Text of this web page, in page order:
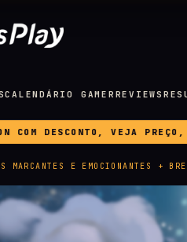
CALENDÁRIO GAMER REVIEWS
E DATAS ◆ DEPOIS
MARCANTES E EMOCIONANTES +